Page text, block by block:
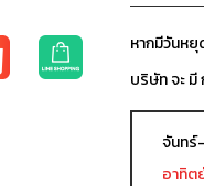
หากมีวันห
บริษัท จะ มี
จันทร์
อาทิต